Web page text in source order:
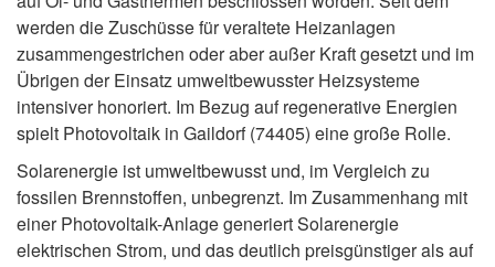
werden die Zuschüsse für veraltete Heizanlagen
zusammengestrichen oder aber außer Kraft gesetzt und im
Übrigen der Einsatz umweltbewusster Heizsysteme
intensiver honoriert. Im Bezug auf regenerative Energien
spielt Photovoltaik in Gaildorf (74405) eine große Rolle.
Solarenergie ist umweltbewusst und, im Vergleich zu
fossilen Brennstoffen, unbegrenzt. Im Zusammenhang mit
einer Photovoltaik-Anlage generiert Solarenergie
elektrischen Strom, und das deutlich preisgünstiger als auf